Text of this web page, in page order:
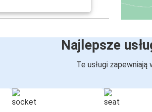
Najlepsze
Te usługi